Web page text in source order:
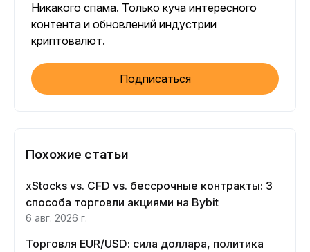
Никакого спама. Только куча интересного
контента и обновлений индустрии
криптовалют.
Подписаться
Похожие статьи
xStocks vs. CFD vs. бессрочные контракты: 3
способа торговли акциями на Bybit
6 авг. 2026 г.
Торговля EUR/USD: сила доллара, политика